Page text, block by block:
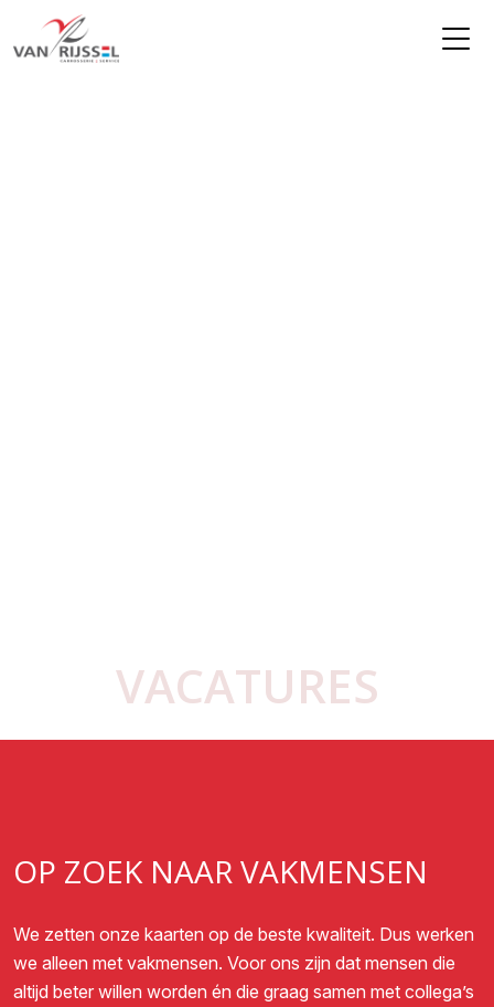
VACATURES
OP ZOEK NAAR VAKMENSEN
We zetten onze kaarten op de beste kwaliteit. Dus werken
we alleen met vakmensen. Voor ons zijn dat mensen die
altijd beter willen worden én die graag samen met collega’s